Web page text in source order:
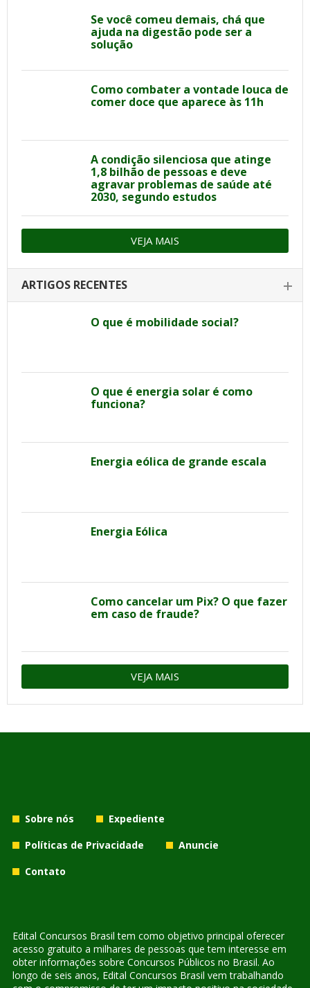
Se você comeu demais, chá que
ajuda na digestão pode ser a
solução
Como combater a vontade louca de
comer doce que aparece às 11h
A condição silenciosa que atinge
1,8 bilhão de pessoas e deve
agravar problemas de saúde até
2030, segundo estudos
VEJA MAIS
ARTIGOS RECENTES
O que é mobilidade social?
O que é energia solar é como
funciona?
Energia eólica de grande escala
Energia Eólica
Como cancelar um Pix? O que fazer
em caso de fraude?
VEJA MAIS
Sobre nós
Expediente
Políticas de Privacidade
Anuncie
Contato
Edital Concursos Brasil tem como objetivo principal oferecer
acesso gratuito a milhares de pessoas que tem interesse em
obter informações sobre Concursos Públicos no Brasil. Ao
longo de seis anos, Edital Concursos Brasil vem trabalhando